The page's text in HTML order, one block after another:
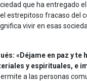
que ha entregado
estrepitoso fracaso
vivir en esas
«Déjame en paz y
y espirituales, e
a las personas